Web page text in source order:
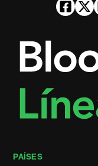
PAÍSES